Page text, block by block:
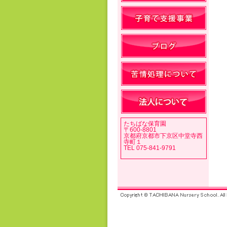
たちばな保育園
〒600-8801
京都府京都市下京区中堂寺西
寺町１
TEL 075-841-9791